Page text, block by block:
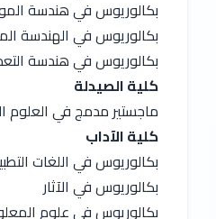
بكالوريوس في هندسة
بكالوريوس في الهندسة
بكالوريوس في هندسة
كلية الصيدلة
ماجستير مدمج في العلوم
كلية الآداب
بكالوريوس في اللغات
بكالوريوس في الآثار
بكالوريوس في علوم